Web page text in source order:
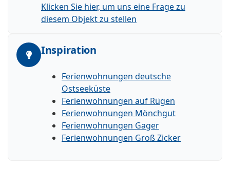
Klicken Sie hier, um uns eine Frage zu
diesem Objekt zu stellen
Inspiration
Ferienwohnungen deutsche
Ostseeküste
Ferienwohnungen auf Rügen
Ferienwohnungen Mönchgut
Ferienwohnungen Gager
Ferienwohnungen Groß Zicker